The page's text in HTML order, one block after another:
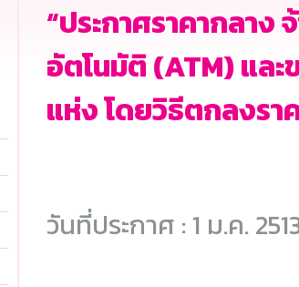
“ประกาศราคากลา
อัตโนมัติ (ATM) แล
แห่ง โดยวิธีตกลงรา
วันที่ประกาศ : 1 ม.ค.